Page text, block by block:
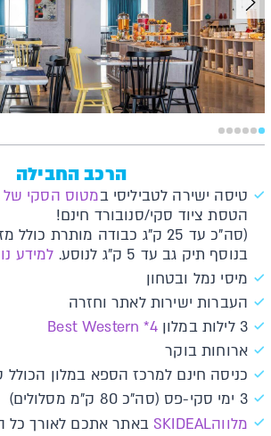
הרכב החבילה
טיסה ישירה לטביליסי במטוס הסקי של SKIDEAL!
הטסת ציוד סקי/סנובורד חינם!
(סה"כ עד 25 ק"ג כבודה מותרת כולל מזוודה וציוד.
בנוסף תיק גב עד 5 ק"ג לנוסע.
למידע
מיסי נמל ובטחון
העברות ישירות לאתר וחזרה
3 לילות במלון
4* Best Western
ארוחות בוקר
כניסה חינם למרכז הספא במלון
3 ימי סקי-פס (סה"כ 80 ק"מ מסלולים)
מלווהSKIDEAL
באתר אתכם לאורך כל